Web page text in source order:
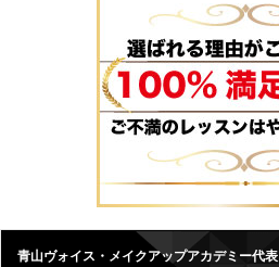
青山ヴォイス・メイクアップアカデミー代表